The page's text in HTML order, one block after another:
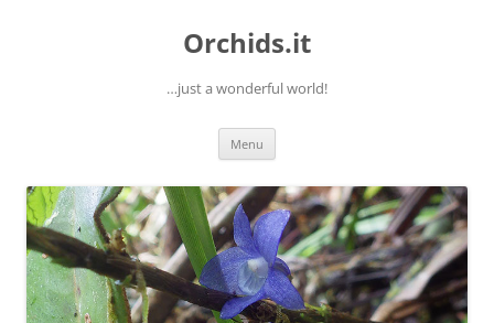
Orchids.it
…just a wonderful world!
Menu